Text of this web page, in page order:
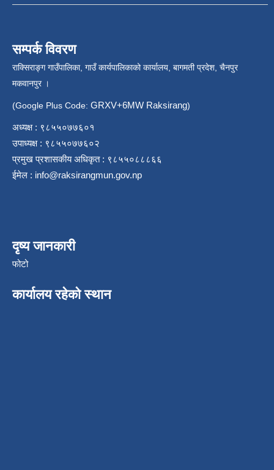
सम्पर्क विवरण
राक्सिराङ्ग गाउँपालिका, गाउँ कार्यपालिकाको कार्यालय, बागमती प्रदेश, चैनपुर
मकवानपुर ।
(Google Plus Code: GRXV+6MW Raksirang)
अध्यक्ष : ९८५५०७७६०१
उपाध्यक्ष : ९८५५०७७६०२
प्रमुख प्रशासकीय अधिकृत : ९८५५०८८८६६
ईमेल : info@raksirangmun.gov.np
दृष्य जानकारी
फोटो
कार्यालय रहेको स्थान